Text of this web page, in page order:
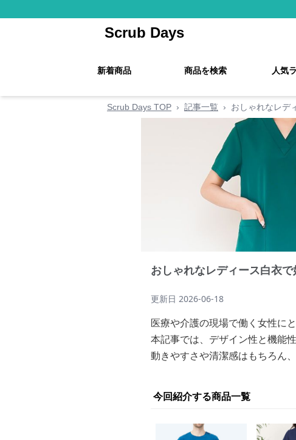
Scrub Days
新着商品 商品を検索 人気
Scrub Days TOP › 記事一覧 › おしゃれなレデ
おしゃれなレディース白衣
更新日 2026-06-18
医療や介護の現場で働く女性に
本記事では、デザイン性と機能
動きやすさや清潔感はもちろん
今回紹介する商品一覧